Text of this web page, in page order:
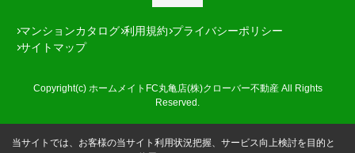
マンションカタログ 利用規約 プライバシーポリシー
サイトマップ
Copyright(c) ホームメイトFC丸亀店(株)クローバー不動産 All Rights
Reserved.
当サイトでは、お客様の当サイト利用状況把握、サービス向上検討を目的と